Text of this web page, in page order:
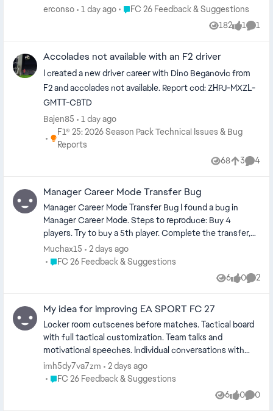
match, you should play every shot in which the
opponent shoots at your goal, yet at the end of the
match, you'll have one or two goals conceded even
because having goals conceded that I didn't have a
chance to save is crazy. [Moved from EA app IT to FC 26
EN, please review the guidelines to find the right
language board for your post. EA_Claus]
erconso 1 day ago Place FC 26 Feedback & Suggestions
FC 26 Feedback & Suggestions
182
Views 1
like 1
Accolades not available with an F2 driver
I created a new driver career with Dino Beganovic from
F2 and accolades not available. Report cod: ZHPJ-MXZL-
GMTT-CBTD
Bajen85
1 day ago
Place F1® 25: 2026 Season Pack Technical Issues & Bug
F1® 25: 2026 Season Pack Technical Issues & Bug
Reports
68
Views 3
likes 4
Manager Career Mode Transfer Bug
Manager Career Mode Transfer Bug I found a bug in
Manager Career Mode. Steps to reproduce: Buy 4
players. Try to buy a 5th player. Complete the transfer,
including contract negotiations. The transfer is
accepted, but the player never joins the club. What
Expected result: The 5th player should join the club after
the transfer is completed, and player sales should
continue to work normally.
Muchax15
2 days ago
Place FC 26 Feedback & Suggestions
FC 26 Feedback & Suggestions
6
Views 0
likes 2
My idea for improving EA SPORT FC 27
Locker room cutscenes before matches. Tactical board
with full tactical customization. Team talks and
motivational speeches. Individual conversations with
players. Tunnel walk and pre-match cutscenes. Post-
match locker room celebrations. Trophy celebrations
imh5dy7va7zm
2 days ago
Place FC 26 Feedback & Suggestions
FC 26 Feedback & Suggestions
6
Views 0
likes 0